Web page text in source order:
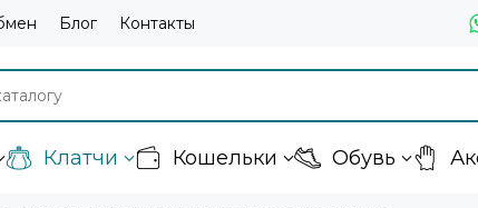
Блог Контакты
Клатчи Кошельки Обувь